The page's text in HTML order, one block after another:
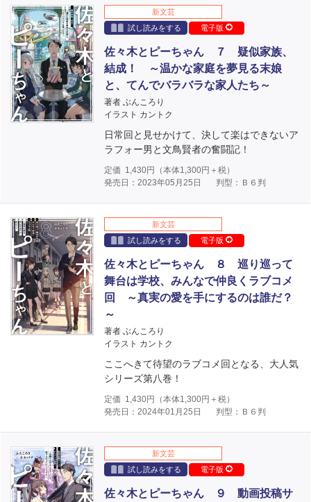
新文芸
試し読みをする
電子版
佐々木とピーちゃん ７ 疑似家族、
結成！ ～温かな家庭を夢見る末娘
と、てんでバラバラな家人たち～
著者 ぶんころり
イラスト カントク
日常回と見せかけて、決して楽はできないア
ラフォー男と文鳥賢者の奮闘記！
定価 1,430円（本体1,300円＋税）
発売日：2023年05月25日
判型：Ｂ６判
新文芸
試し読みをする
電子版
佐々木とピーちゃん ８ 巡り巡って
舞台は学校、みんなで仲良くラブコメ
回 ～真実の愛を手にするのは誰だ？
～
著者 ぶんころり
イラスト カントク
ここへきて待望のラブコメ回となる、大人気
シリーズ第八巻！
定価 1,430円（本体1,300円＋税）
発売日：2024年01月25日
判型：Ｂ６判
新文芸
試し読みをする
電子版
佐々木とピーちゃん ９ 動画投稿サ